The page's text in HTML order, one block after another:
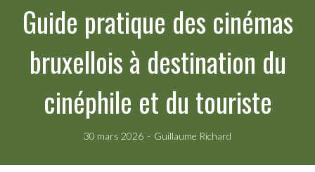
Guide pratique des cinémas
bruxellois à destination du
cinéphile et du touriste
30 mars 2026 Guillaume Richard